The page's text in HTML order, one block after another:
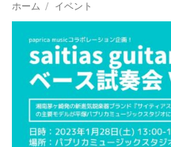
ホーム / イベント